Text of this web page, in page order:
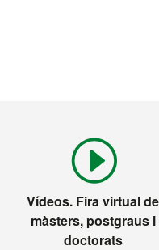
Vídeos. Fira virtual de
màsters, postgraus i
doctorats